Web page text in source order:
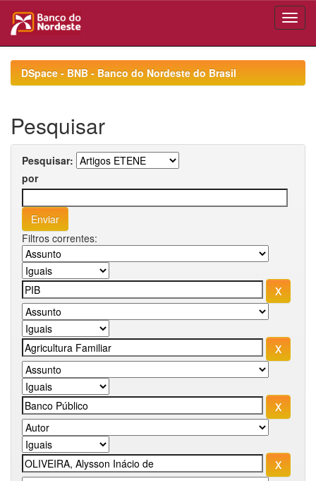
navigationDSpace - BNB - Banco do Nordeste do Brasil
Pesquisar
Pesquisar:
por
Filtros correntes: